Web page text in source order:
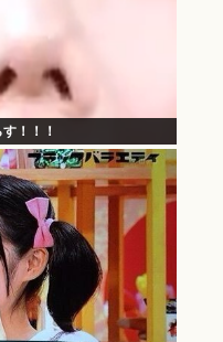
！！！